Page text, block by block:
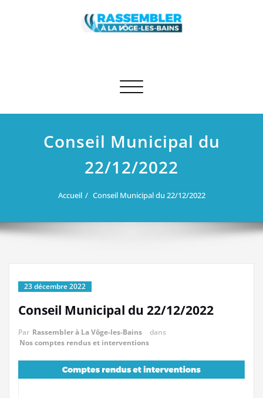
Afficher/masquer la navigation
Conseil Municipal du
22/12/2022
Accueil Conseil Municipal du 22/12/2022
23 décembre 2022
Conseil Municipal du 22/12/2022
Par Rassembler à La Vôge-les-Bains
dans
Nos comptes rendus et interventions